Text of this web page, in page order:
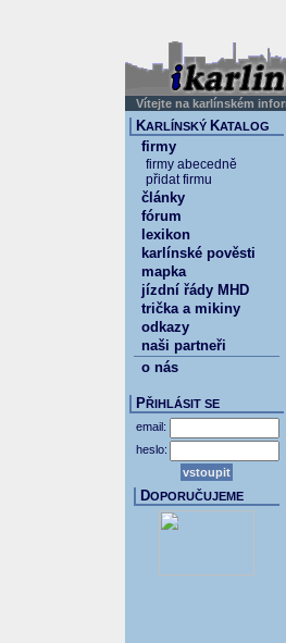
Vítejte na karlínském
KARLÍNSKÝ KATALOG
firmy
firmy abecedně
přidat firmu
články
fórum
lexikon
karlínské pověsti
mapka
jízdní řády MHD
trička a mikiny
odkazy
naši partneři
o nás
PŘIHLÁSIT SE
email:
heslo:
DOPORUČUJEME